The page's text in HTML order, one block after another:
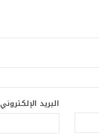
البريد الإلكتروني